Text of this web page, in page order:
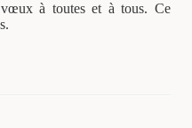
vœux à toutes et à tous. Ce